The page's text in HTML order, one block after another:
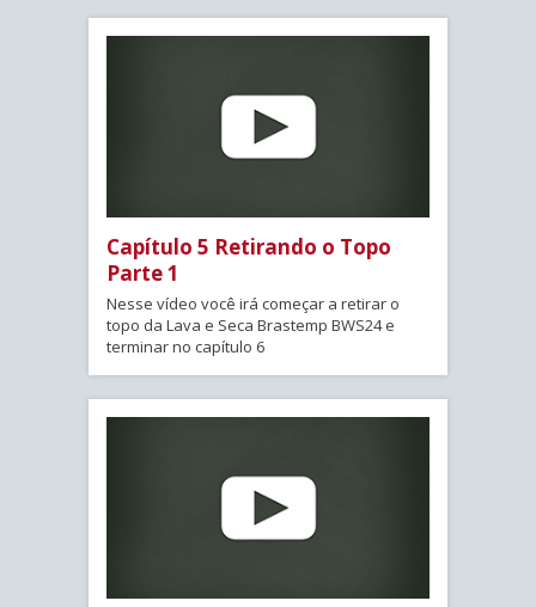
Capítulo 5 Retirando o Topo
Parte 1
Nesse vídeo você irá começar a retirar o
topo da Lava e Seca Brastemp BWS24 e
terminar no capítulo 6